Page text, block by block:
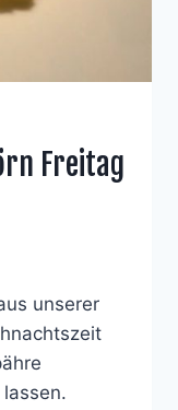
Freitag
unserer